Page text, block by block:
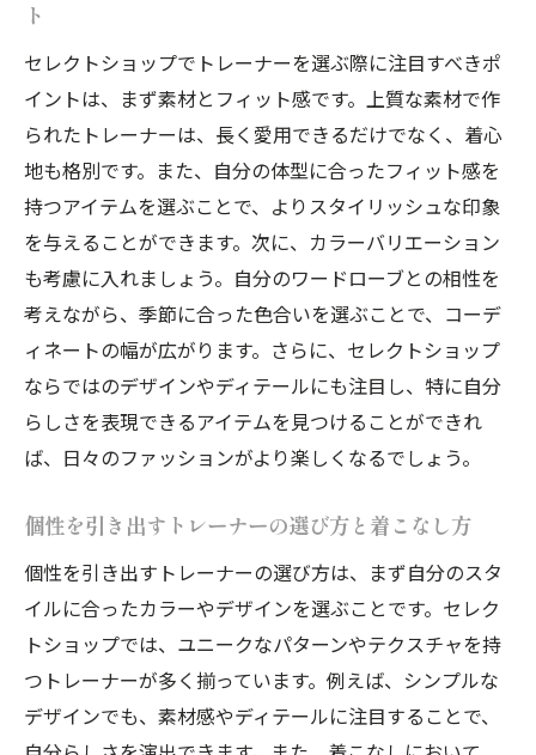
ト
セレクトショップでトレーナーを選ぶ際に注目すべきポ
イントは、まず素材とフィット感です。上質な素材で作
られたトレーナーは、長く愛用できるだけでなく、着心
地も格別です。また、自分の体型に合ったフィット感を
持つアイテムを選ぶことで、よりスタイリッシュな印象
を与えることができます。次に、カラーバリエーション
も考慮に入れましょう。自分のワードローブとの相性を
考えながら、季節に合った色合いを選ぶことで、コーデ
ィネートの幅が広がります。さらに、セレクトショップ
ならではのデザインやディテールにも注目し、特に自分
らしさを表現できるアイテムを見つけることができれ
ば、日々のファッションがより楽しくなるでしょう。
個性を引き出すトレーナーの選び方と着こなし方
個性を引き出すトレーナーの選び方は、まず自分のスタ
イルに合ったカラーやデザインを選ぶことです。セレク
トショップでは、ユニークなパターンやテクスチャを持
つトレーナーが多く揃っています。例えば、シンプルな
デザインでも、素材感やディテールに注目することで、